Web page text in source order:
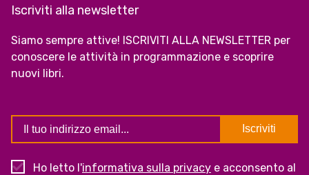
Iscriviti alla newsletter
Siamo sempre attive! ISCRIVITI ALLA NEWSLETTER per
conoscere le attività in programmazione e scoprire
nuovi libri.
Ho letto l'informativa sulla privacy e acconsento al